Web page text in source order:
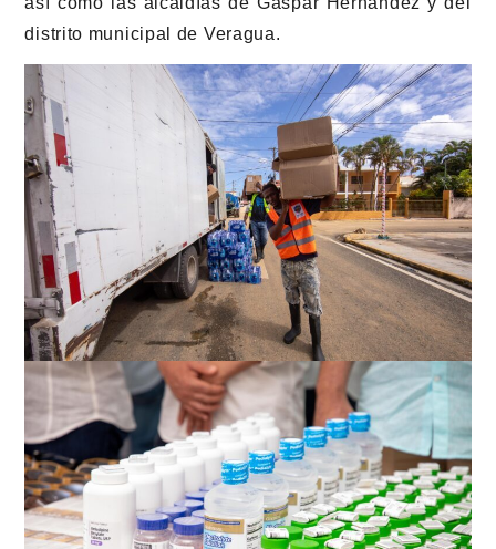
distrito municipal de Veragua.